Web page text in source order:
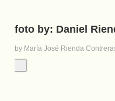
foto by: Daniel
by María José Rienda